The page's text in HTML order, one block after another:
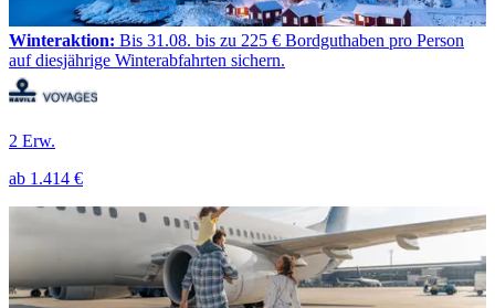
Winteraktion: Bis 31.08. bis zu 225 € Bordguthaben pro Person
auf diesjährige Winterabfahrten sichern.
2 Erw.
ab 1.414 €